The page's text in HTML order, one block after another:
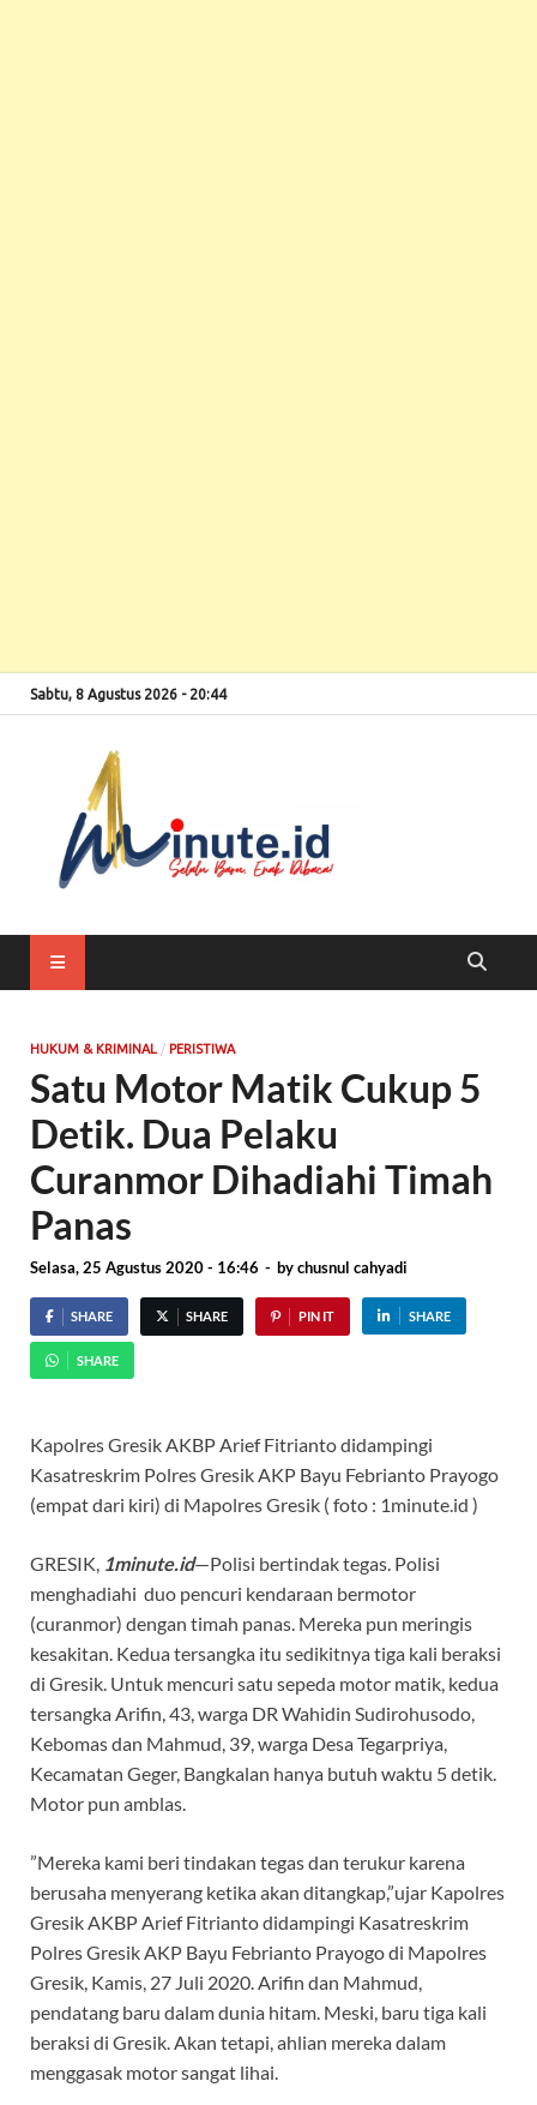
Sabtu, 8 Agustus 2026 - 20:44
HUKUM & KRIMINAL / PERISTIWA
Satu Motor Matik Cukup 5
Detik. Dua Pelaku
Curanmor Dihadiahi Timah
Panas
Selasa, 25 Agustus 2020 - 16:46 - bychusnul cahyadi
SHARE SHARE PIN IT SHARE
SHARE
Kapolres Gresik AKBP Arief Fitrianto didampingi
Kasatreskrim Polres Gresik AKP Bayu Febrianto Prayogo
(empat dari kiri) di Mapolres Gresik ( foto : 1minute.id )
GRESIK, 1minute.id—Polisi bertindak tegas. Polisi
menghadiahi duo pencuri kendaraan bermotor
(curanmor) dengan timah panas. Mereka pun meringis
kesakitan. Kedua tersangka itu sedikitnya tiga kali beraksi
di Gresik. Untuk mencuri satu sepeda motor matik, kedua
tersangka Arifin, 43, warga DR Wahidin Sudirohusodo,
Kebomas dan Mahmud, 39, warga Desa Tegarpriya,
Kecamatan Geger, Bangkalan hanya butuh waktu 5 detik.
Motor pun amblas.
”Mereka kami beri tindakan tegas dan terukur karena
berusaha menyerang ketika akan ditangkap,”ujar Kapolres
Gresik AKBP Arief Fitrianto didampingi Kasatreskrim
Polres Gresik AKP Bayu Febrianto Prayogo di Mapolres
Gresik, Kamis, 27 Juli 2020. Arifin dan Mahmud,
pendatang baru dalam dunia hitam. Meski, baru tiga kali
beraksi di Gresik. Akan tetapi, ahlian mereka dalam
menggasak motor sangat lihai.